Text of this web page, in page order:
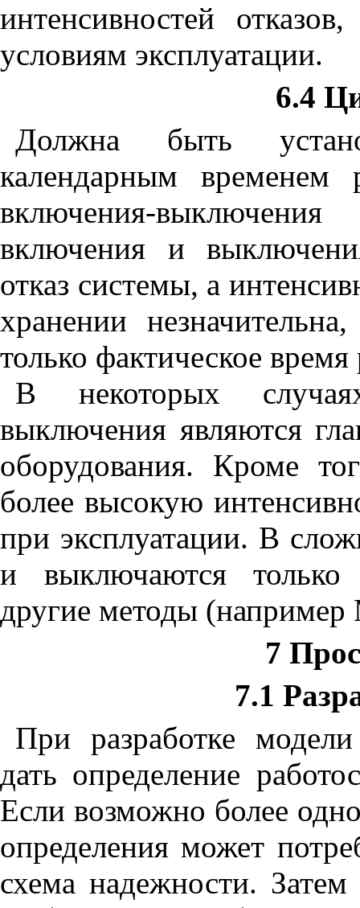
интенсивностей
условиям эксплуатации.
6.4
Должна быть
календарным временем
включения-
включения и
отказ системы, а
хранении
только фактическое
В некоторых
выключения являются
оборудования. Кроме
более высокую
при эксплуатации. В
и выключаются только
другие методы (например
7
7.1
При разработке
дать определение
Если возможно более
определения может
схема надежности.